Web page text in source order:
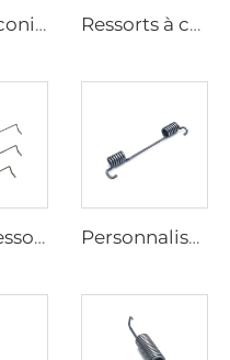
Ressort conique en acier inoxydable, ressort de compression en tour Ressorts à compression hélicoïdaux en acier inoxydable sur mesure
Gros - Ressort de torsion pour appareil d'exercice en acier inoxydable Personnalisation de ressorts de porte en acier inoxydable à retour élastique de type ressort torsionnel